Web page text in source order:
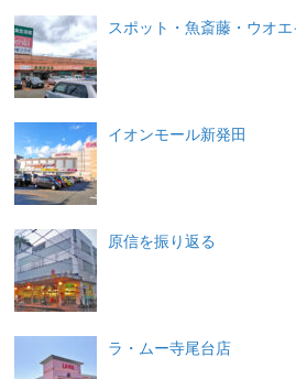
スポット・魚斎藤・ウオ
イオンモール新発田
原信を振り返る
ラ・ムー寺尾台店